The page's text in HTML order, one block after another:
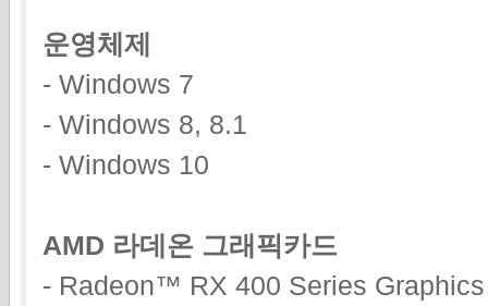
운영체제
- Windows 7
- Windows 8, 8.1
- Windows 10
AMD 라데온 그래픽카드
- Radeon™ RX 400 Series Graphics